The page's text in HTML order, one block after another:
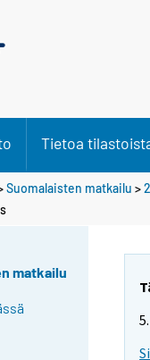
Tietoa
Suomalaisten matkailu >
matkailu